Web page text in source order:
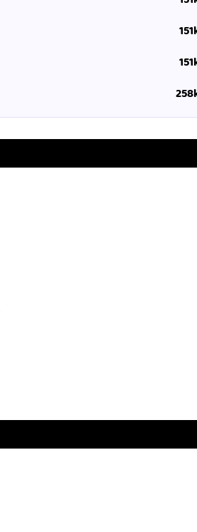
151
151
258